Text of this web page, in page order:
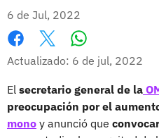
6 de Jul, 2022
Facebook
X
Actualizado: 6 de jul, 2022
El secretario general de la
preocupación por el
mono y anunció que